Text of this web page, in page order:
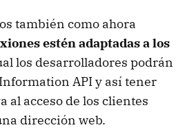
también como ahora
estén adaptadas a los
los desarrolladores podrán
API y así tener
acceso de los clientes
dirección web.